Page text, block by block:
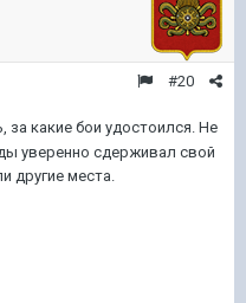
#20
какие бои удостоился. Не
уверенно сдерживал свой
другие места.